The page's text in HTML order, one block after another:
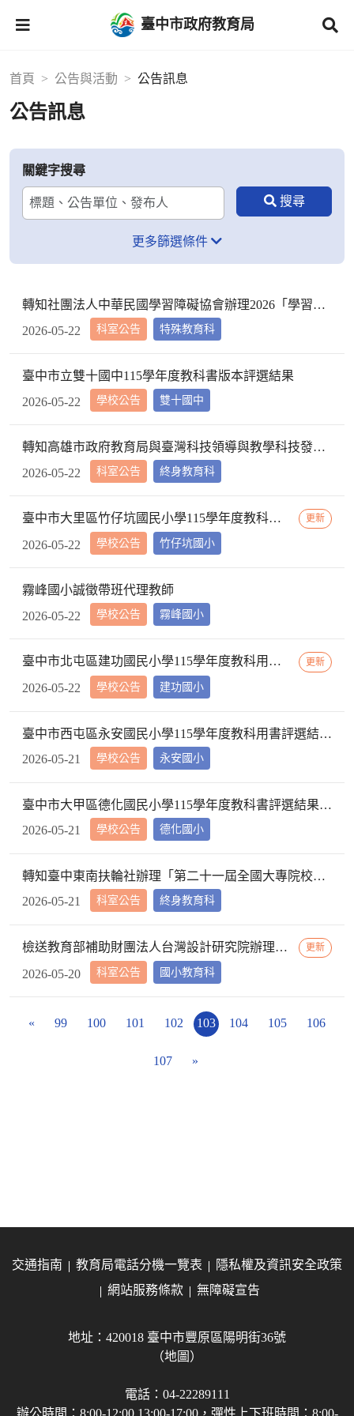
臺中市政府教育局
首頁 公告與活動 公告訊息
公告訊息
關鍵字搜尋
更多篩選條件
科室公告
轉知社團法人中華民國學習障礙協會辦理2026「學習障礙暑期科學營隊-大手牽小手-融合教育與傳承」報名資訊，請查照。
特殊教育科
2026-05-22
學校公告
臺中市立雙十國中115學年度教科書版本評選結果
雙十國中
2026-05-22
科室公告
轉知高雄市政府教育局與臺灣科技領導與教學科技發展協會合辦之「2026全國閱讀好小子學藝競賽」資訊，請查照。
終身教育科
2026-05-22
學校公告
臺中市大里區竹仔坑國民小學115學年度教科書評選結果公告 更新
竹仔坑國小
2026-05-22
學校公告
霧峰國小誠徵帶班代理教師
霧峰國小
2026-05-22
學校公告
臺中市北屯區建功國民小學115學年度教科用書評選結果公告 更新
建功國小
2026-05-22
學校公告
臺中市西屯區永安國民小學115學年度教科用書評選結果公告
永安國小
2026-05-21
學校公告
臺中市大甲區德化國民小學115學年度教科書評選結果公告
德化國小
2026-05-21
科室公告
轉知臺中東南扶輪社辦理「第⼆⼗一屆全國⼤專院校、⾼中、國中、國⼩學⽣書法⽐賽」資訊， 請查照。
終身教育科
2026-05-21
科室公告
檢送教育部補助財團法人台灣設計研究院辦理「第三屆教科圖書設計獎」參賽辦法1份， 請各校鼓勵教師踴躍報名，請查照。 更新
國小教育科
2026-05-20
« 99 100 101 102 103 104 105 106
107 »
交通指南 教育局電話分機一覽表
隱私權及資訊安全政策
網站服務條款
無障礙宣告
地址：420018 臺中市豐原區陽明街36號
（地圖）
電話：04-22289111